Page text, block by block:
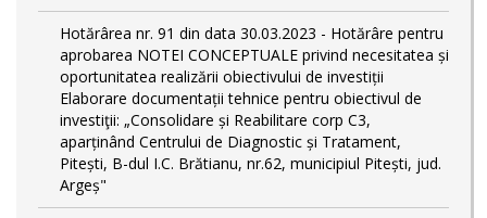
Hotărârea nr. 91 din data 30.03.2023 - Hotărâre pentru
aprobarea NOTEI CONCEPTUALE privind necesitatea și
oportunitatea realizării obiectivului de investiții
Elaborare documentații tehnice pentru obiectivul de
investiţii: „Consolidare și Reabilitare corp C3,
aparținând Centrului de Diagnostic și Tratament,
Pitești, B-dul I.C. Brătianu, nr.62, municipiul Pitești, jud.
Argeș"